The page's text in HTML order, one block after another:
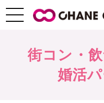
街コン・
婚活